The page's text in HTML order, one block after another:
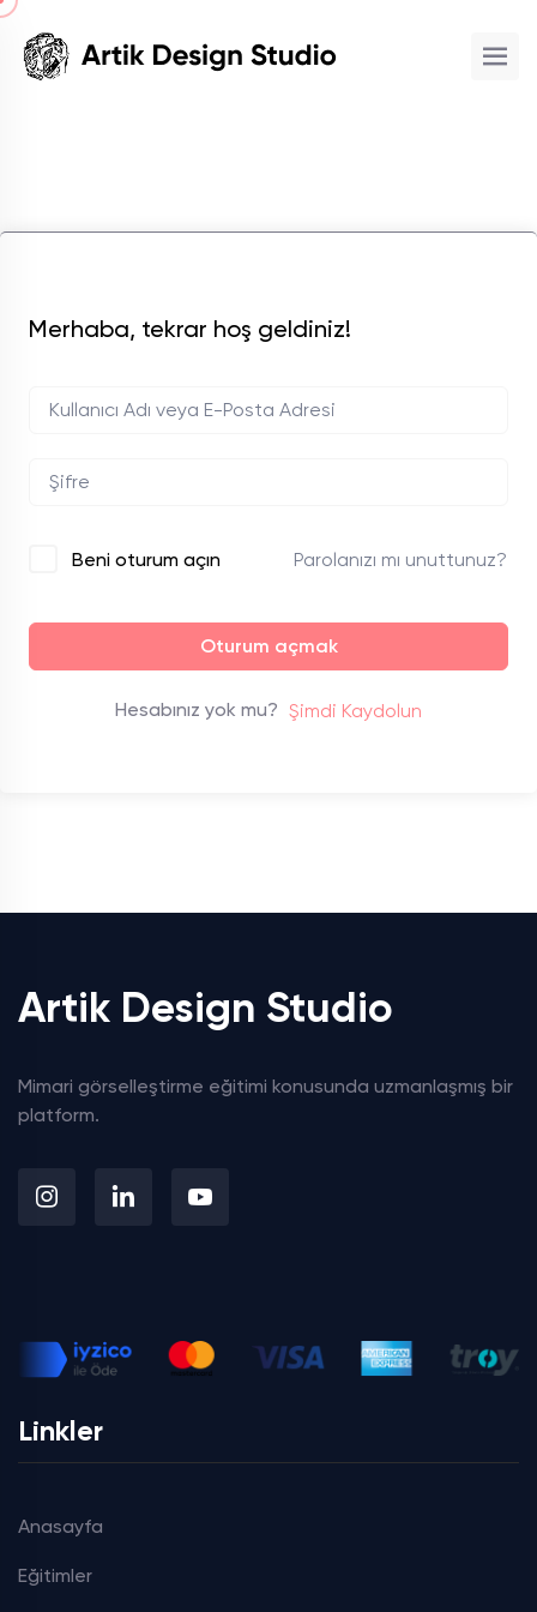
Merhaba, tekrar hoş geldiniz!
Beni oturum açın Parolanızı mı unuttunuz?
Oturum açmak
Hesabınız yok mu? Şimdi Kaydolun
Artik Design Studio
Mimari görselleştirme eğitimi konusunda uzmanlaşmış bir
platform.
Linkler
Anasayfa
Eğitimler